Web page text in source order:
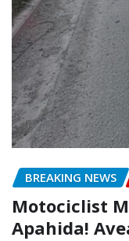
BREAKING NEWS
Motociclist
Apahida!